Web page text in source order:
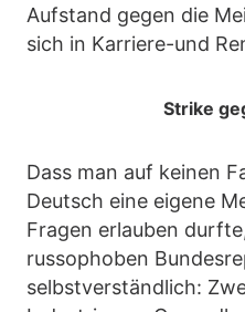
Aufstand gegen die
sich in Karriere-und
Strike
Dass man auf keinen
Deutsch eine eigene
Fragen erlauben
russophoben
selbstverständlich: